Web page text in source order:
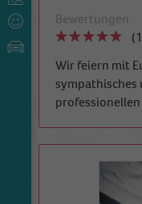
Bewertungen
Wir feiern mit
sympathisches
professionellen